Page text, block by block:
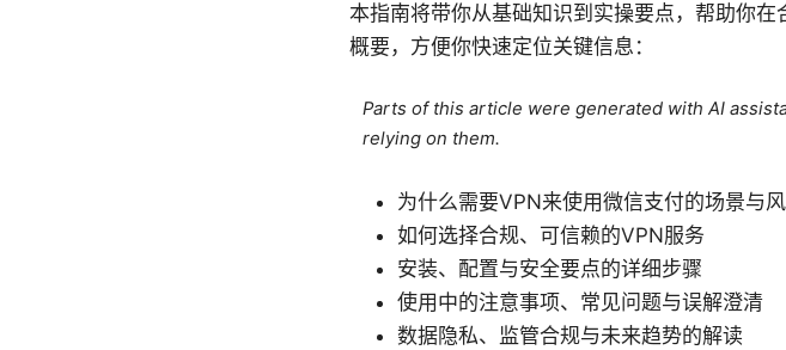
本指南将带你从基础知识到实操要点，帮助你
概要，方便你快速定位关键信息：
Parts of this article were generated with AI
relying on them.
为什么需要VPN来使用微信支付的场景与
如何选择合规、可信赖的VPN服务
安装、配置与安全要点的详细步骤
使用中的注意事项、常见问题与误解澄清
数据隐私、监管合规与未来趋势的解读